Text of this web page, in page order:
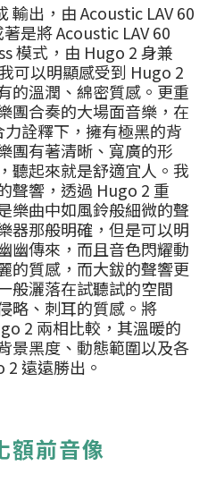
輸出，由 Acoustic LAV 60
是將 Acoustic LAV 60
模式，由 Hugo 2 身兼
可以明顯感受到 Hugo 2
的溫潤、綿密質感。更重
團合奏的大場面音樂，在
詮釋下，擁有極黑的背
團有著清晰、寬廣的形
聽起來就是舒適宜人。我
聲響，透過 Hugo 2 重
樂曲中如風鈴般細微的聲
器那般明確，但是可以明
幽傳來，而且音色閃耀動
的質感，而大鈸的聲響更
般灑落在試聽試的空間
略、刺耳的質感。將
2 兩相比較，其溫暖的
景黑度、動態範圍以及各
遠遠勝出。
前音像